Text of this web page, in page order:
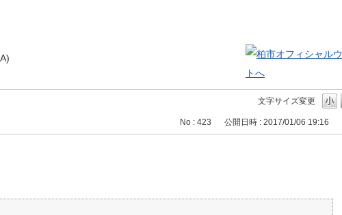
文字サイズ変更
No : 423 公開日時 : 2017/01/06 19:16